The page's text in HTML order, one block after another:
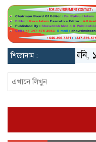
শিরোনাম :
মোজতবা খামেনি, ১৩